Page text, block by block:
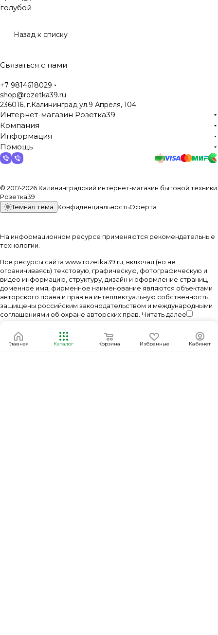
голубой
Назад к списку
Связаться с нами
+7 9814618029
shop@rozetka39.ru
236016, г.Калининград ул.9 Апреля, 104
Интернет-магазин Розетка39
Компания
Информация
Помощь
© 2017-2026 Калининградский интернет-магазин бытовой техники
Розетка39
Темная тема
КонфиденциальностьОферта
На информационном ресурсе применяются рекомендательные
технологии
Все ресурсы сайта www.rozetka39.ru, включая (но не
ограничиваясь) текстовую, графическую, фотографическую и
видео информацию, структуру, дизайн и оформление страниц,
доменное имя, фирменное наименование являются объектами
авторского права и прав на интеллектуальную собственность,
защищены российским законодательством и международными
соглашениями об охране авторских прав. Читать далее
Главная Каталог Корзина Избранные Кабинет